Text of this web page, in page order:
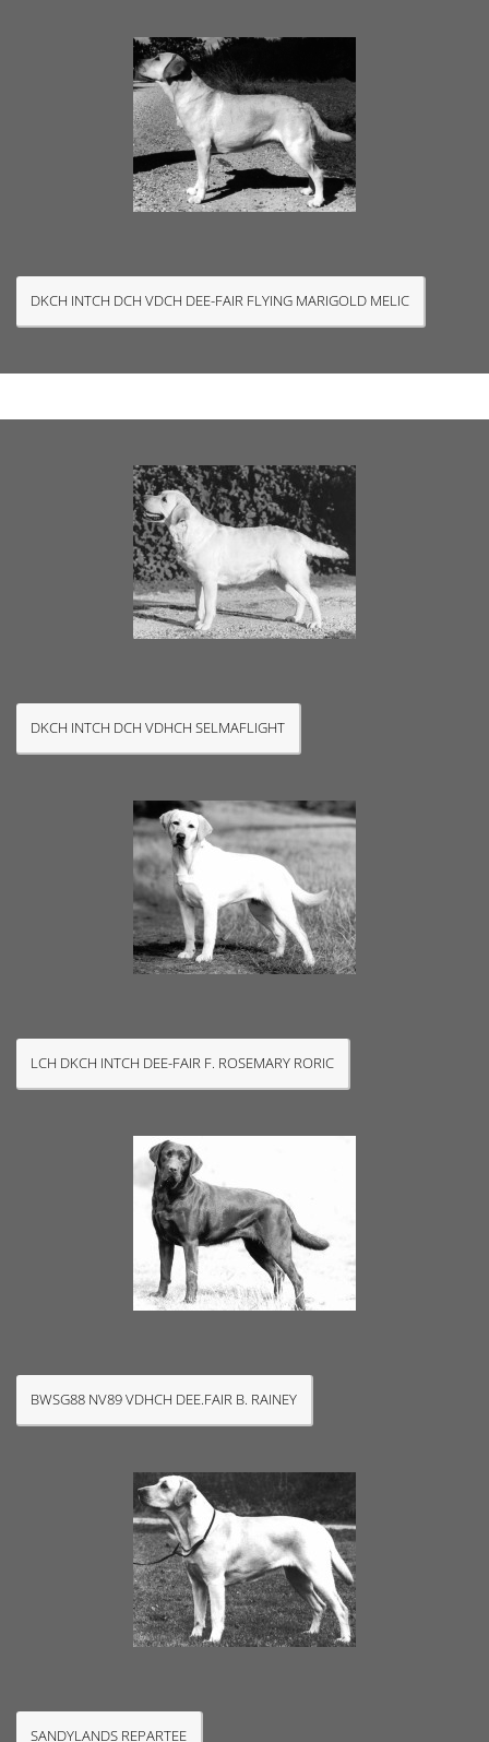
DKCH INTCH DCH VDCH DEE-FAIR FLYING MARIGOLD MELIC
DKCH INTCH DCH VDHCH SELMAFLIGHT
LCH DKCH INTCH DEE-FAIR F. ROSEMARY RORIC
BWSG88 NV89 VDHCH DEE.FAIR B. RAINEY
SANDYLANDS REPARTEE